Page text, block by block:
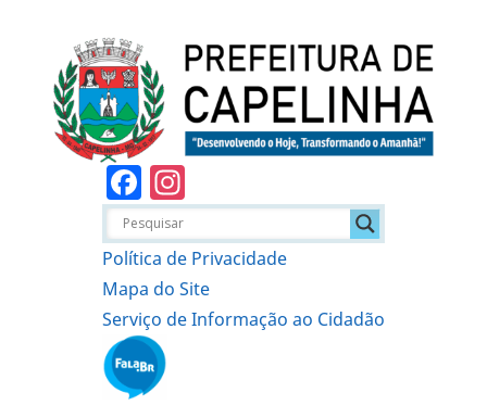
Facebook
Política de Privacidade
Mapa do Site
Serviço de Informação ao Cidadão